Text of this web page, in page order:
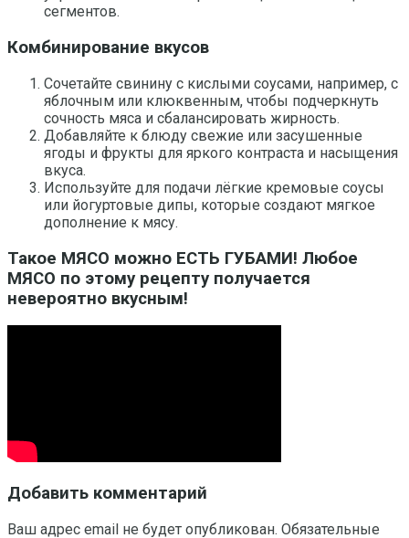
сегментов.
Комбинирование вкусов
Сочетайте свинину с кислыми соусами, например, с
яблочным или клюквенным, чтобы подчеркнуть
сочность мяса и сбалансировать жирность.
Добавляйте к блюду свежие или засушенные
ягоды и фрукты для яркого контраста и насыщения
вкуса.
Используйте для подачи лёгкие кремовые соусы
или йогуртовые дипы, которые создают мягкое
дополнение к мясу.
Такое МЯСО можно ЕСТЬ ГУБАМИ! Любое
МЯСО по этому рецепту получается
невероятно вкусным!
Добавить комментарий
Ваш адрес email не будет опубликован. Обязательные